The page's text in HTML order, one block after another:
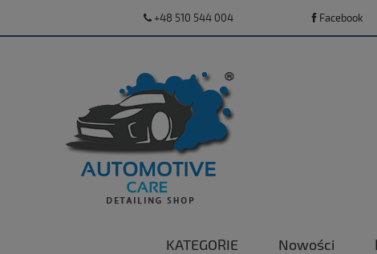
+48 510 544 004 Facebook
KATEGORIE Nowości